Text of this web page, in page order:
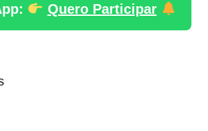
Quero Participar